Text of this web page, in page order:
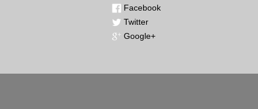
Facebook
Twitter
Google+